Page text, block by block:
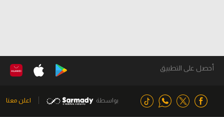
أحصل على التطبيق
بواسطة اعلن معنا